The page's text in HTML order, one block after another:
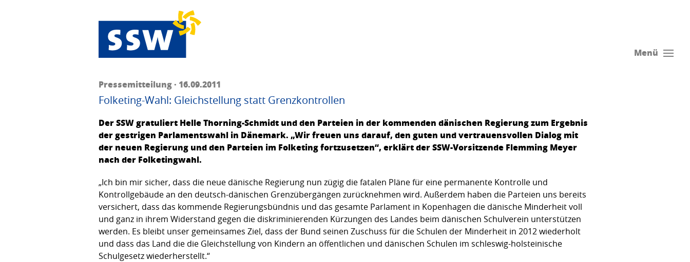
Menü
Pressemitteilung · 16.09.2011
Folketing-Wahl: Gleichstellung statt Grenzkontrollen
Der SSW gratuliert Helle Thorning-Schmidt und den Parteien in der kommenden dänischen Regierung zum Ergebnis
der gestrigen Parlamentswahl in Dänemark. „Wir freuen uns darauf, den guten und vertrauensvollen Dialog mit
der neuen Regierung und den Parteien im Folketing fortzusetzen“, erklärt der SSW-Vorsitzende Flemming Meyer
nach der Folketingwahl.
„Ich bin mir sicher, dass die neue dänische Regierung nun zügig die fatalen Pläne für eine permanente Kontrolle und
Kontrollgebäude an den deutsch-dänischen Grenzübergängen zurücknehmen wird. Außerdem haben die Parteien uns bereits
versichert, dass das kommende Regierungsbündnis und das gesamte Parlament in Kopenhagen die dänische Minderheit voll
und ganz in ihrem Widerstand gegen die diskriminierenden Kürzungen des Landes beim dänischen Schulverein unterstützen
werden. Es bleibt unser gemeinsames Ziel, dass der Bund seinen Zuschuss für die Schulen der Minderheit in 2012 wiederholt
und dass das Land die die Gleichstellung von Kindern an öffentlichen und dänischen Schulen im schleswig-holsteinische
Schulgesetz wiederherstellt.“